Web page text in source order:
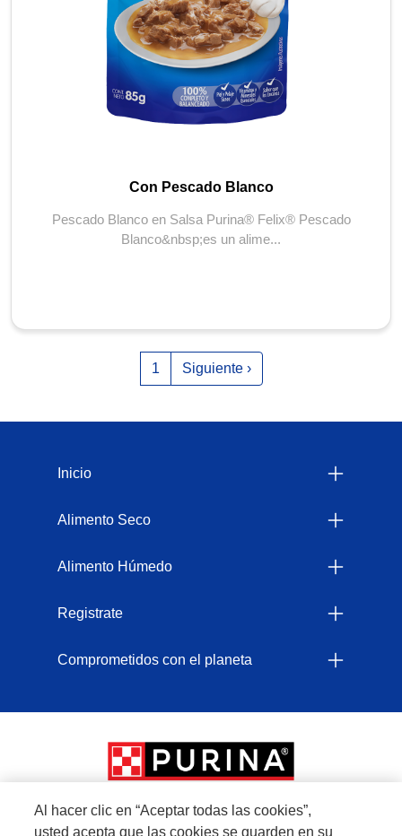
Con Pescado Blanco
Pescado Blanco en Salsa Purina® Felix® Pescado
Blanco&nbsp;es un alime...
1 Siguiente página
Siguiente ›
Inicio
Alimento Seco
Alimento Húmedo
Registrate
Comprometidos con el planeta
Al hacer clic en “Aceptar todas las cookies”,
usted acepta que las cookies se guarden en su